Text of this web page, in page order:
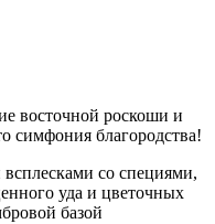
восточной роскоши и
симфония благородства!
со специями,
уда и цветочных
базой